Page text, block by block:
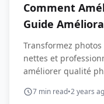
Comment
Guide
Transformez
nettes et
améliorer qualité
7 min read•2 years